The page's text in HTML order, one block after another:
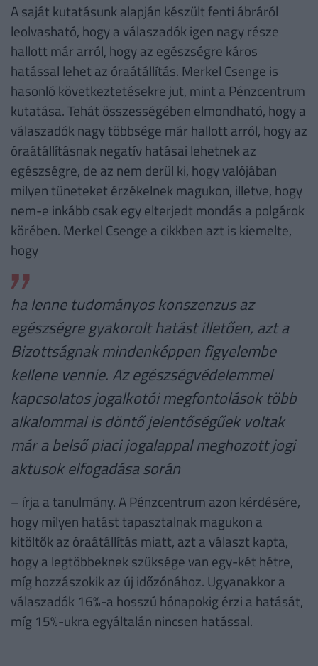
A saját kutatásunk alapján készült fenti ábráról
leolvasható, hogy a válaszadók igen nagy része
hallott már arról, hogy az egészségre káros
hatással lehet az óraátállítás. Merkel Csenge is
hasonló következtetésekre jut, mint a Pénzcentrum
kutatása. Tehát összességében elmondható, hogy a
válaszadók nagy többsége már hallott arról, hogy az
óraátállításnak negatív hatásai lehetnek az
egészségre, de az nem derül ki, hogy valójában
milyen tüneteket érzékelnek magukon, illetve, hogy
nem-e inkább csak egy elterjedt mondás a polgárok
körében. Merkel Csenge a cikkben azt is kiemelte,
hogy
ha lenne tudományos konszenzus az
egészségre gyakorolt hatást illetően, azt a
Bizottságnak mindenképpen figyelembe
kellene vennie. Az egészségvédelemmel
kapcsolatos jogalkotói megfontolások több
alkalommal is döntő jelentőségűek voltak
már a belső piaci jogalappal meghozott jogi
aktusok elfogadása során
– írja a tanulmány. A Pénzcentrum azon kérdésére,
hogy milyen hatást tapasztalnak magukon a
kitöltők az óraátállítás miatt, azt a választ kapta,
hogy a legtöbbeknek szüksége van egy-két hétre,
míg hozzászokik az új időzónához. Ugyanakkor a
válaszadók 16%-a hosszú hónapokig érzi a hatását,
míg 15%-ukra egyáltalán nincsen hatással.